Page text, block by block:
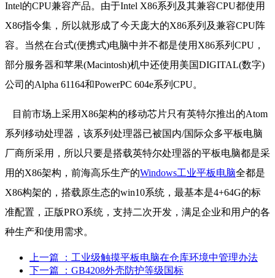
Intel的CPU兼容产品。由于Intel X86系列及其兼容CPU都使用
X86指令集，所以就形成了今天庞大的X86系列及兼容CPU阵
容。当然在台式(便携式)电脑中并不都是使用X86系列CPU，
部分服务器和苹果(Macintosh)机中还使用美国DIGITAL(数字)
公司的Alpha 61164和PowerPC 604e系列CPU。
目前市场上采用X86架构的移动芯片只有英特尔推出的Atom
系列移动处理器，该系列处理器已被国内/国际众多平板电脑
厂商所采用，所以只要是搭载英特尔处理器的平板电脑都是采
用的X86架构，前海高乐生产的Windows工业平板电脑全都是
X86构架的，搭载原生态的win10系统，最基本是4+64G的标
准配置，正版PRO系统，支持二次开发，满足企业和用户的各
种生产和使用需求。
上一篇
：工业级触摸平板电脑在仓库环境中管理办法
下一篇
：GB4208外壳防护等级国标